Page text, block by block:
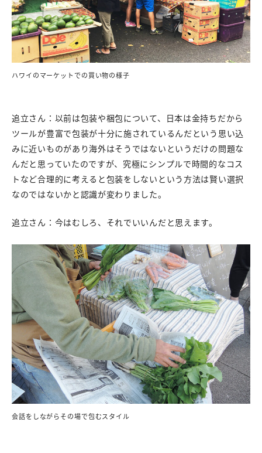
ハワイのマーケットでの買い物の様子
追立さん：以前は包装や梱包について、日本は金持ちだから
ツールが豊富で包装が十分に施されているんだという思い込
みに近いものがあり海外はそうではないというだけの問題な
んだと思っていたのですが、究極にシンプルで時間的なコス
トなど合理的に考えると包装をしないという方法は賢い選択
なのではないかと認識が変わりました。
追立さん：今はむしろ、それでいいんだと思えます。
会話をしながらその場で包むスタイル